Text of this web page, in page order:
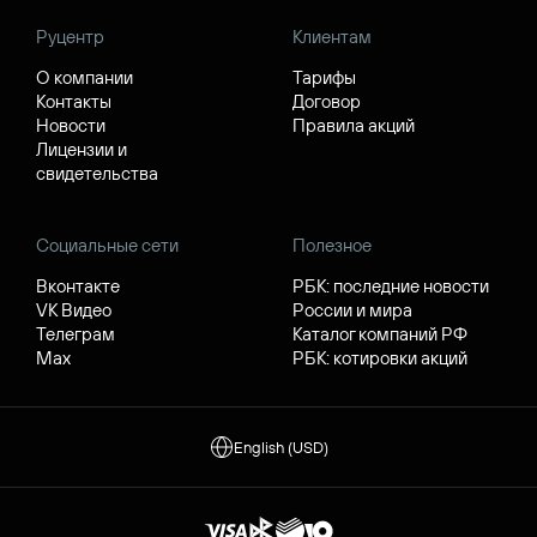
Руцентр
О компании
Контакты
Новости
Лицензии и
свидетельства
Клиентам
Тарифы
Договор
Правила акций
Социальные сети
Вконтакте
VK Видео
Телеграм
Max
Полезное
РБК: последние новости
России и мира
Каталог компаний РФ
РБК: котировки акций
English (USD)